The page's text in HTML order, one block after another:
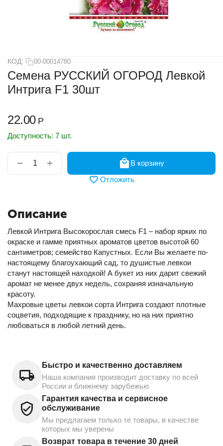
КОД: 00-00014780
Семена РУССКИЙ ОГОРОД Левкой
Интрига F1 30шт
22.00 Р
Доступность: 7 шт.
+
−
В корзину
Отложить
Описание
Левкой Интрига Высокорослая смесь F1 – набор ярких по
окраске и гамме приятных ароматов цветов высотой 60
сантиметров; семейство Капустных. Если Вы желаете по-
настоящему благоухающий сад, то душистые левкои
станут настоящей находкой! А букет из них дарит свежий
аромат не менее двух недель, сохраняя изначальную
красоту.
Махровые цветы левкои сорта Интрига создают плотные
соцветия, подходящие к празднику, но на них приятно
любоваться в любой летний день.
Быстро и качественно доставляем
Наша компания производит доставку по всей
России и ближнему зарубежью
Гарантия качества и сервисное
обслуживание
Мы предлагаем только те товары, в качестве
которых мы уверены
Возврат товара в течение 30 дней